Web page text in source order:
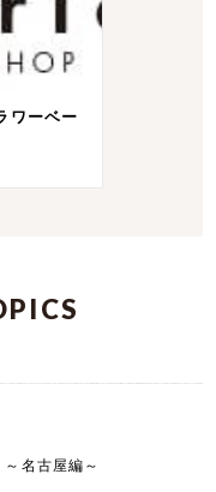
ワーベー
名古屋編～